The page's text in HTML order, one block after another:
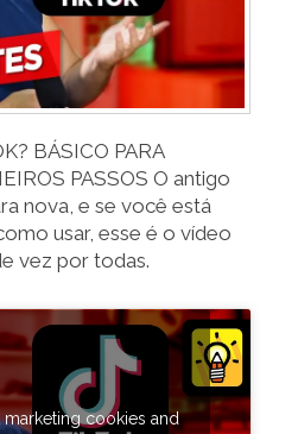
BÁSICO PARA
PASSOS O antigo
nova, e se você está
usar, esse é o vídeo
vez por todas.
cookies and